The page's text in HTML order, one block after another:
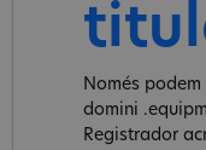
Només
domini
Registrador